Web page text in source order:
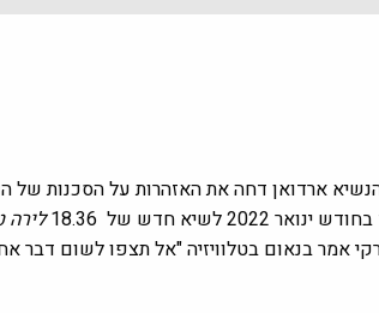
חדש של 18.36
לירה
של 5% במדד הדגל. הנשיא הטורקי אמר בנאום בטלוויזיה